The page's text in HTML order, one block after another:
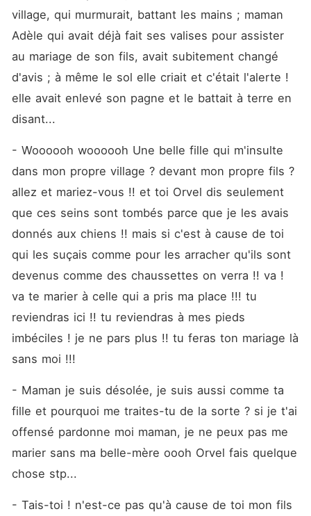
village, qui murmurait, battant les mains ; maman
Adèle qui avait déjà fait ses valises pour assister
au mariage de son fils, avait subitement changé
d'avis ; à même le sol elle criait et c'était l'alerte !
elle avait enlevé son pagne et le battait à terre en
disant...
- Woooooh woooooh Une belle fille qui m'insulte
dans mon propre village ? devant mon propre fils ?
allez et mariez-vous !! et toi Orvel dis seulement
que ces seins sont tombés parce que je les avais
donnés aux chiens !! mais si c'est à cause de toi
qui les suçais comme pour les arracher qu'ils sont
devenus comme des chaussettes on verra !! va !
va te marier à celle qui a pris ma place !!! tu
reviendras ici !! tu reviendras à mes pieds
imbéciles ! je ne pars plus !! tu feras ton mariage là
sans moi !!!
- Maman je suis désolée, je suis aussi comme ta
fille et pourquoi me traites-tu de la sorte ? si je t'ai
offensé pardonne moi maman, je ne peux pas me
marier sans ma belle-mère oooh Orvel fais quelque
chose stp...
- Tais-toi ! n'est-ce pas qu'à cause de toi mon fils